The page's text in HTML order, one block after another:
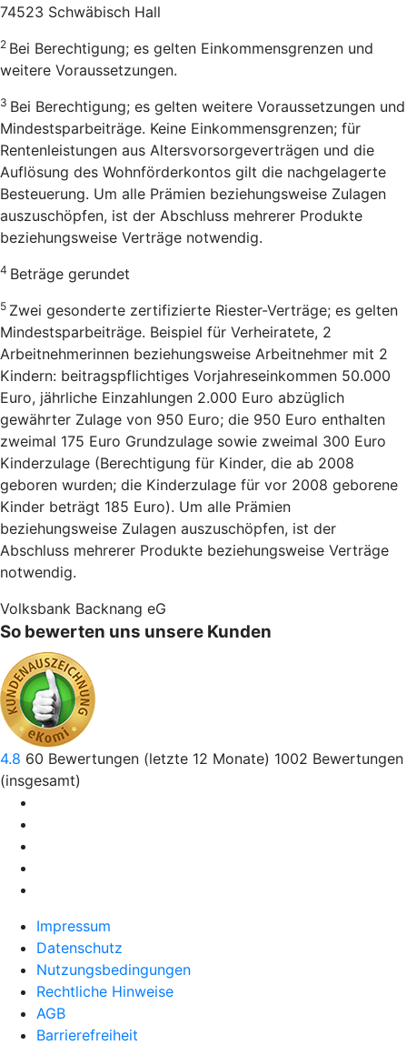
74523 Schwäbisch Hall
2 Bei Berechtigung; es gelten Einkommensgrenzen und
weitere Voraussetzungen.
3 Bei Berechtigung; es gelten weitere Voraussetzungen und
Mindestsparbeiträge. Keine Einkommensgrenzen; für
Rentenleistungen aus Altersvorsorgeverträgen und die
Auflösung des Wohnförderkontos gilt die nachgelagerte
Besteuerung. Um alle Prämien beziehungsweise Zulagen
auszuschöpfen, ist der Abschluss mehrerer Produkte
beziehungsweise Verträge notwendig.
4 Beträge gerundet
5 Zwei gesonderte zertifizierte Riester-Verträge; es gelten
Mindestsparbeiträge. Beispiel für Verheiratete, 2
Arbeitnehmerinnen beziehungsweise Arbeitnehmer mit 2
Kindern: beitragspflichtiges Vorjahreseinkommen 50.000
Euro, jährliche Einzahlungen 2.000 Euro abzüglich
gewährter Zulage von 950 Euro; die 950 Euro enthalten
zweimal 175 Euro Grundzulage sowie zweimal 300 Euro
Kinderzulage (Berechtigung für Kinder, die ab 2008
geboren wurden; die Kinderzulage für vor 2008 geborene
Kinder beträgt 185 Euro). Um alle Prämien
beziehungsweise Zulagen auszuschöpfen, ist der
Abschluss mehrerer Produkte beziehungsweise Verträge
notwendig.
Volksbank Backnang eG
So bewerten uns unsere Kunden
4.8 60 Bewertungen (letzte 12 Monate) 1002 Bewertungen
(insgesamt)
Impressum
Datenschutz
Nutzungsbedingungen
Rechtliche Hinweise
AGB
Barrierefreiheit